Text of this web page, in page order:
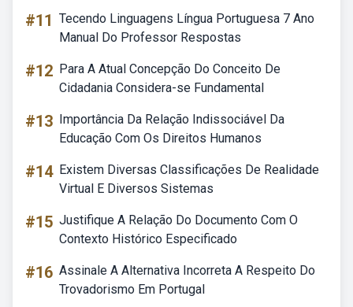
#11 Tecendo Linguagens Língua Portuguesa 7 Ano
Manual Do Professor Respostas
#12 Para A Atual Concepção Do Conceito De
Cidadania Considera-se Fundamental
#13 Importância Da Relação Indissociável Da
Educação Com Os Direitos Humanos
#14 Existem Diversas Classificações De Realidade
Virtual E Diversos Sistemas
#15 Justifique A Relação Do Documento Com O
Contexto Histórico Especificado
#16 Assinale A Alternativa Incorreta A Respeito Do
Trovadorismo Em Portugal